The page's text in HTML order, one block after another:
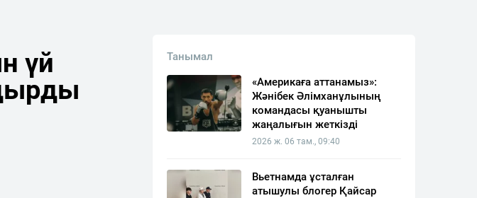
үй
Танымал
«Америкаға аттанамыз»:
Жәнібек Әлімханұлының
командасы қуанышты
жаңалығын жеткізді
2026 ж. 06 там., 09:40
Вьетнамда ұсталған
атышулы блогер Қайсар